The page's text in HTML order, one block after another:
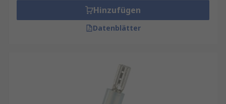
Hinzufügen
Datenblätter